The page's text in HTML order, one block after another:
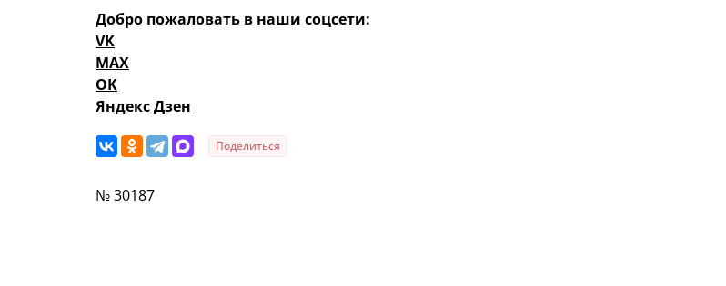
Добро пожаловать в наши соцсети:
VK
MAX
OK
Яндекс Дзен
Поделиться
№ 30187